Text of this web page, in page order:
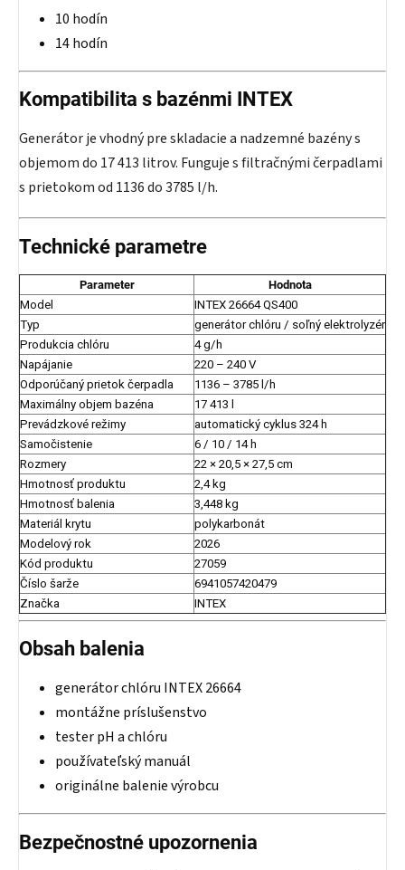
10 hodín
14 hodín
Kompatibilita s bazénmi INTEX
Generátor je vhodný pre skladacie a nadzemné bazény s
objemom do 17 413 litrov. Funguje s filtračnými čerpadlami
s prietokom od 1136 do 3785 l/h.
Technické parametre
Parameter
Hodnota
Model
INTEX 26664 QS400
Typ
generátor chlóru / soľný elektrolyzér
Produkcia chlóru
4 g/h
Napájanie
220 – 240 V
Odporúčaný prietok čerpadla
1136 – 3785 l/h
Maximálny objem bazéna
17 413 l
Prevádzkové režimy
automatický cyklus 324 h
Samočistenie
6 / 10 / 14 h
Rozmery
22 × 20,5 × 27,5 cm
Hmotnosť produktu
2,4 kg
Hmotnosť balenia
3,448 kg
Materiál krytu
polykarbonát
Modelový rok
2026
Kód produktu
27059
Číslo šarže
6941057420479
Značka
INTEX
Obsah balenia
generátor chlóru INTEX 26664
montážne príslušenstvo
tester pH a chlóru
používateľský manuál
originálne balenie výrobcu
Bezpečnostné upozornenia